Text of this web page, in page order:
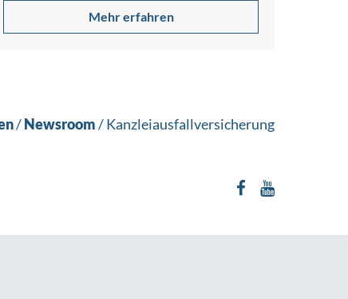
Mehr erfahren
/Newsroom/Kanzleiausfallversicherung